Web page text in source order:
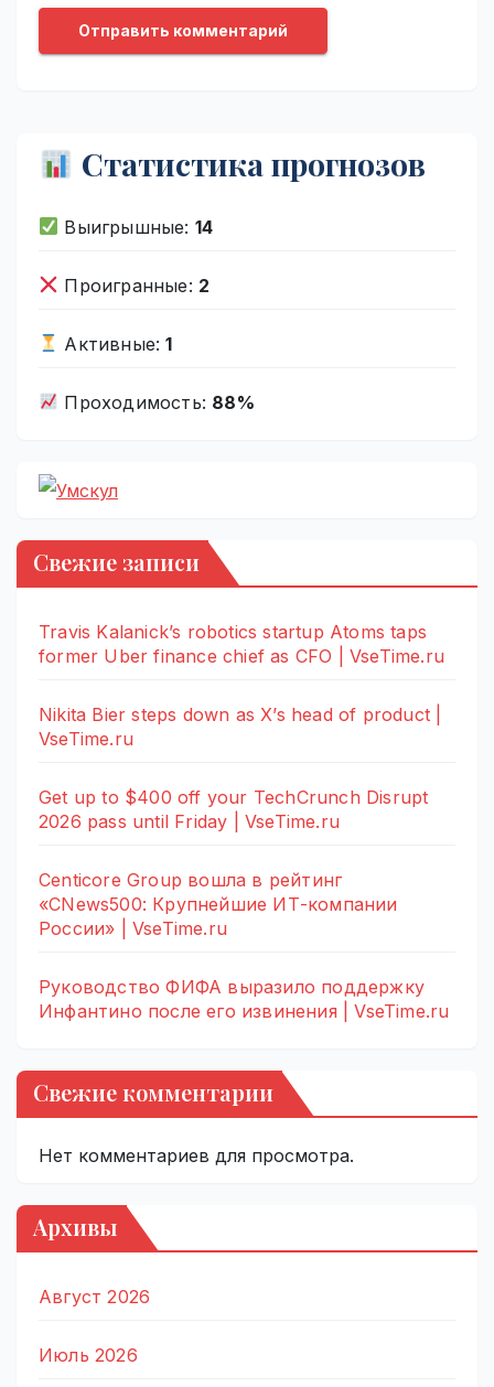
Статистика прогнозов
Выигрышные: 14
Проигранные: 2
Активные:1
Проходимость: 88%
Свежие записи
Travis Kalanick’s robotics startup Atoms taps
former Uber finance chief as CFO | VseTime.ru
Nikita Bier steps down as X’s head of product |
VseTime.ru
Get up to $400 off your TechCrunch Disrupt
2026 pass until Friday | VseTime.ru
Centicore Group вошла в рейтинг
«CNews500: Крупнейшие ИТ-компании
России» | VseTime.ru
Руководство ФИФА выразило поддержку
Инфантино после его извинения | VseTime.ru
Свежие комментарии
Нет комментариев для просмотра.
Архивы
Август 2026
Июль 2026